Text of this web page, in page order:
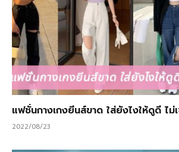
แฟชั่นกางเกงยีนส์ขาด ใส่ยังไงให้ดูดี ไม่
2022/08/23